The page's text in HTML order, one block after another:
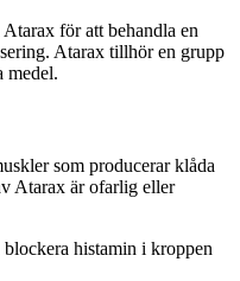
för att behandla en
Atarax tillhör en grupp
medel.
som producerar klåda
Atarax är ofarlig eller
histamin i kroppen